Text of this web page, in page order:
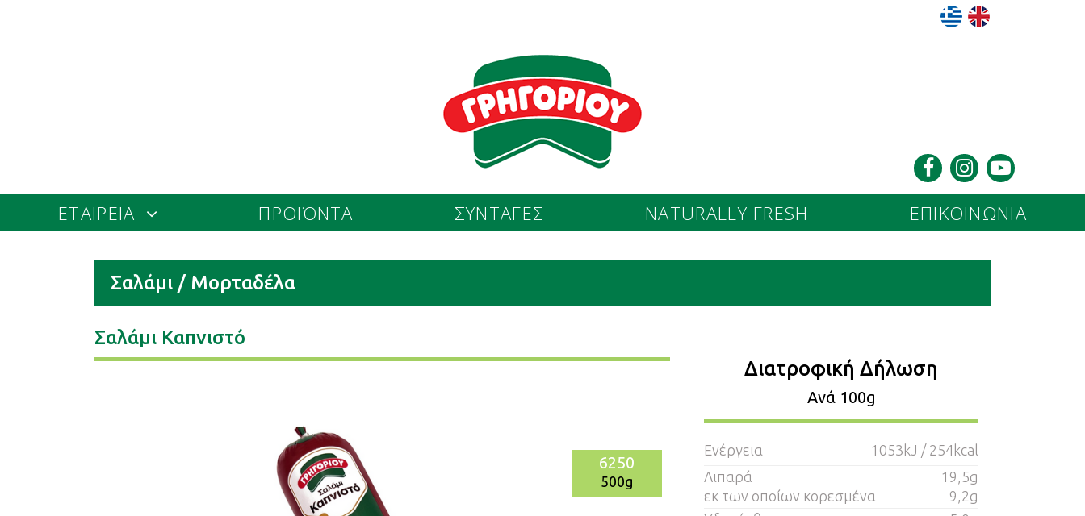
ΕΤΑΙΡΕΙΑ ΠΡΟΪΟΝΤΑ ΣΥΝΤΑΓΕΣ NATURALLY FRESH ΕΠΙΚΟΙΝΩΝΙΑ
Σαλάμι / Μορταδέλα
Σαλάμι Καπνιστό
6250
500g
Διατροφική Δήλωση
Aνά 100g
Ενέργεια
1053kJ / 254kcal
Λιπαρά
19,5g
εκ των οποίων κορεσμένα
9,2g